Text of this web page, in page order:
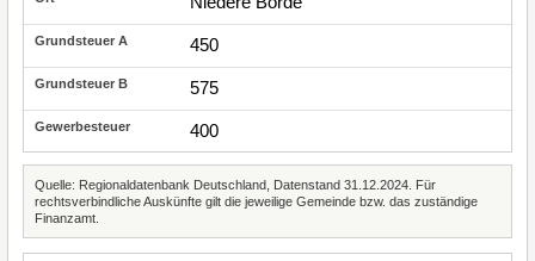
450
575
400
Quelle: Regionaldatenbank Deutschland, Datenstand 31.12.2024. Für
rechtsverbindliche Auskünfte gilt die jeweilige Gemeinde bzw. das zuständige
Finanzamt.